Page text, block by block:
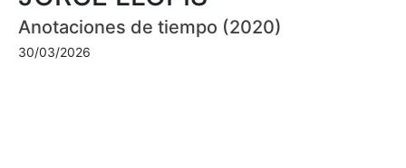
Anotaciones de tiempo (2020)
30/03/2026